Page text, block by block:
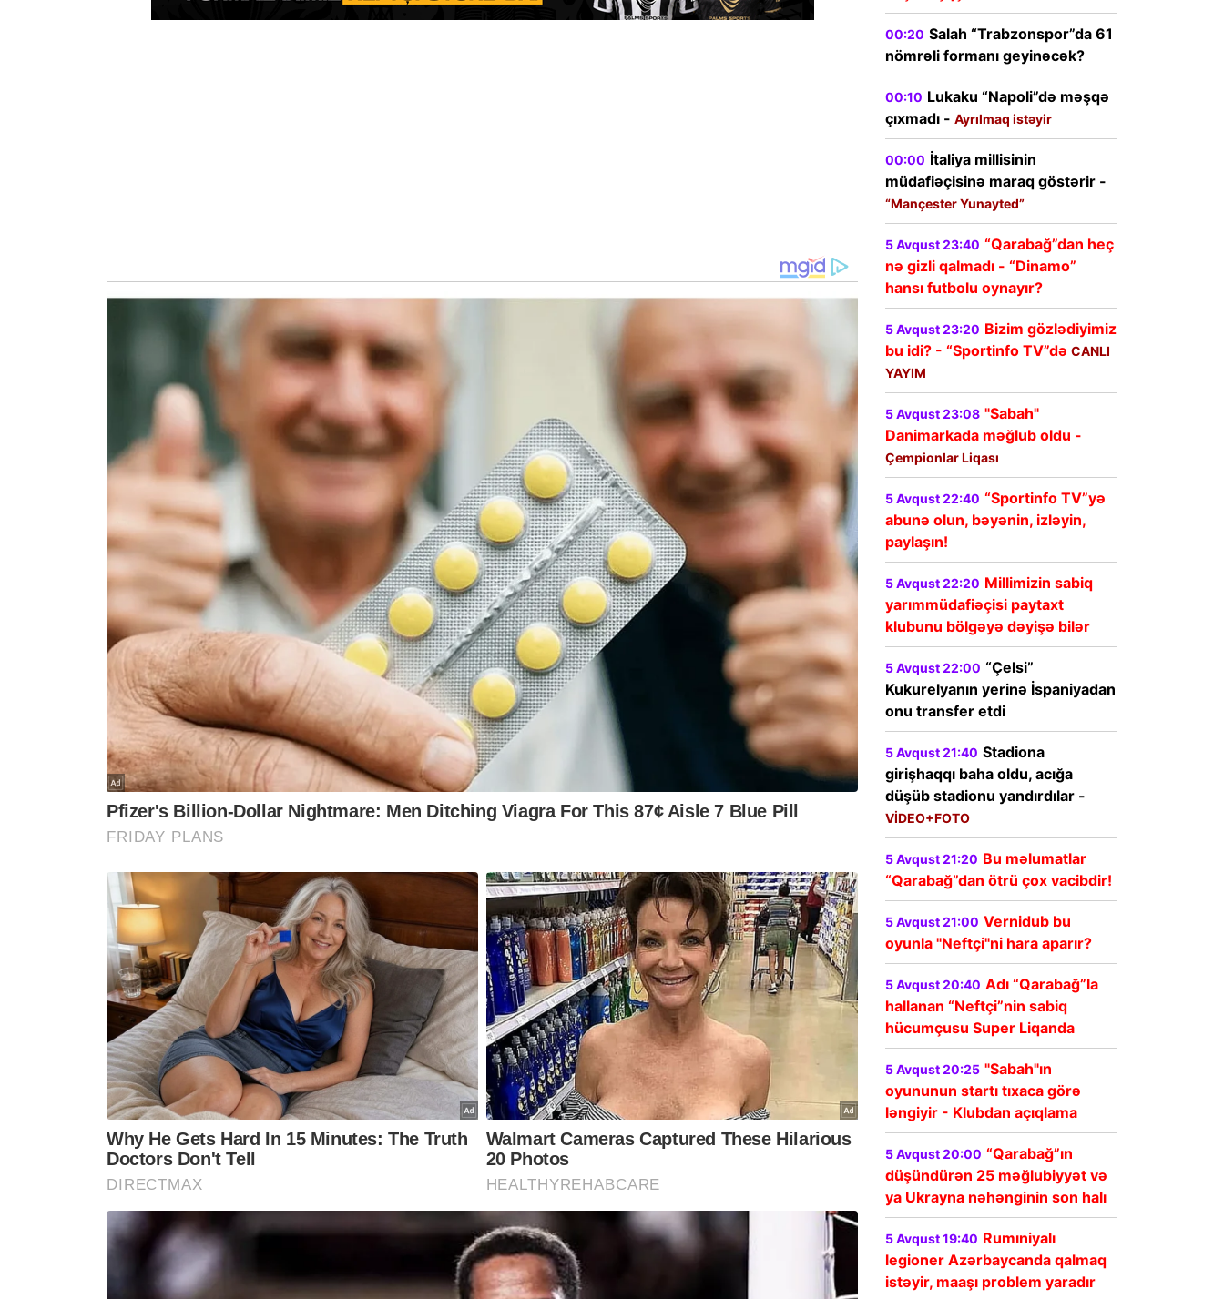
00:20 Salah “Trabzonspor”da 61
nömrəli formanı geyinəcək?
00:10 Lukaku “Napoli”də məşqə
çıxmadı - Ayrılmaq istəyir
00:00 İtaliya millisinin
müdafiəçisinə maraq göstərir -
“Mançester Yunayted”
5 Avqust 23:40 “Qarabağ”dan heç
nə gizli qalmadı - “Dinamo”
hansı futbolu oynayır?
5 Avqust 23:20 Bizim gözlədiyimiz
bu idi? - “Sportinfo TV”də CANLI
YAYIM
5 Avqust 23:08 "Sabah"
Danimarkada məğlub oldu -
Çempionlar Liqası
5 Avqust 22:40 “Sportinfo TV”yə
abunə olun, bəyənin, izləyin,
paylaşın!
5 Avqust 22:20 Millimizin sabiq
yarımmüdafiəçisi paytaxt
klubunu bölgəyə dəyişə bilər
5 Avqust 22:00 “Çelsi”
Kukurelyanın yerinə İspaniyadan
onu transfer etdi
5 Avqust 21:40 Stadiona
girişhaqqı baha oldu, acığa
düşüb stadionu yandırdılar -
VİDEO+FOTO
5 Avqust 21:20 Bu məlumatlar
“Qarabağ”dan ötrü çox vacibdir!
5 Avqust 21:00 Vernidub bu
oyunla "Neftçi"ni hara aparır?
5 Avqust 20:40 Adı “Qarabağ”la
hallanan “Neftçi”nin sabiq
hücumçusu Super Liqanda
5 Avqust 20:25 "Sabah"ın
oyununun startı tıxaca görə
ləngiyir - Klubdan açıqlama
5 Avqust 20:00 “Qarabağ”ın
düşündürən 25 məğlubiyyət və
ya Ukrayna nəhənginin son halı
5 Avqust 19:40 Rumıniyalı
legioner Azərbaycanda qalmaq
istəyir, maaşı problem yaradır